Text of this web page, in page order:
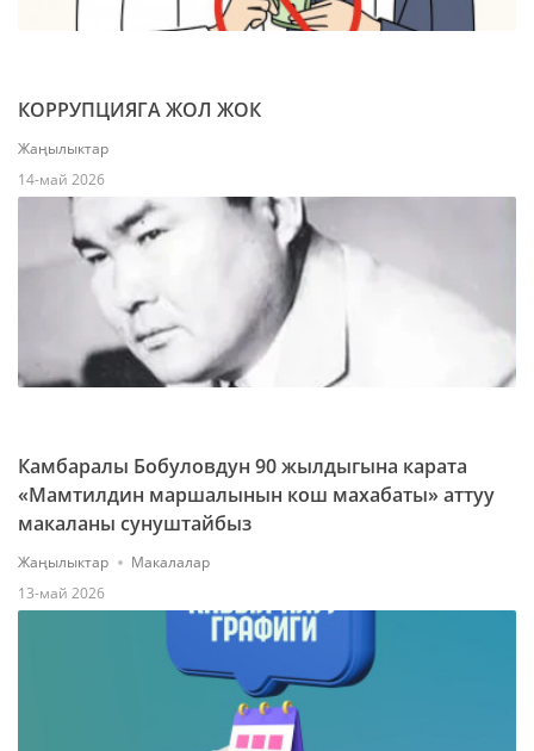
КОРРУПЦИЯГА ЖОЛ ЖОК
Жаңылыктар
14-май 2026
Камбаралы Бобуловдун 90 жылдыгына карата
«Мамтилдин маршалынын кош махабаты» аттуу
макаланы сунуштайбыз
Жаңылыктар
Макалалар
13-май 2026